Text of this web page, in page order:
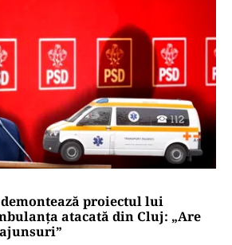
demontează proiectul lui
atacată din Cluj: „Are